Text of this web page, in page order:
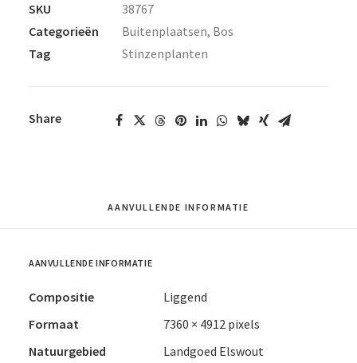
SKU
38767
Categorieën
Buitenplaatsen, Bos
Tag
Stinzenplanten
Share
AANVULLENDE INFORMATIE
AANVULLENDE INFORMATIE
Compositie
Liggend
Formaat
7360 × 4912 pixels
Natuurgebied
Landgoed Elswout